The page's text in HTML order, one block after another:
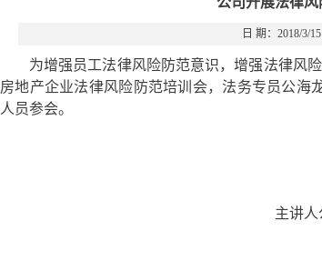
日 期：2018/3/
为增强员工法律风险防范意识，增强法律风
房地产企业法律风险防范培训会，法务专员公海
人员参会。
主讲